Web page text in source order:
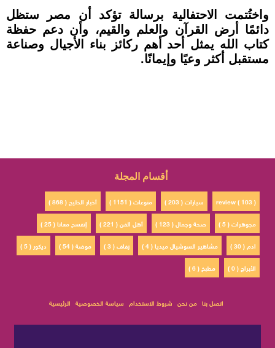
واختُتمت الاحتفالية برسالة تؤكد أن مصر ستظل
دائمًا أرض القرآن والعلم والقيم، وأن دعم حفظة
كتاب الله يمثل أحد أهم ركائز بناء الأجيال وصناعة
مستقبل أكثر وعيًا وإيمانًا.
أقسام المجلة
أخبار الخليج ( 868 ) منوعات ( 1151 ) سيارات ( 203 )
review ( 103 )
إتفسح معانا ( 25 )
أهل الفن ( 221 ) صحة وجمال ( 123 )
مجوهرات ( 5 )
ديكور ( 5 )
موضة ( 54 ) زفاف ( 3 ) مشاهير السوشيال ميديا ( 4 )
ادم ( 30 )
مطبخ ( 6 )
الأبراج ( 0 )
الرئيسية سياسة الخصوصية شروط الاستخدام من نحن اتصل بنا